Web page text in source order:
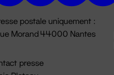
postale uniquement :
Morand 44000 Nantes
presse